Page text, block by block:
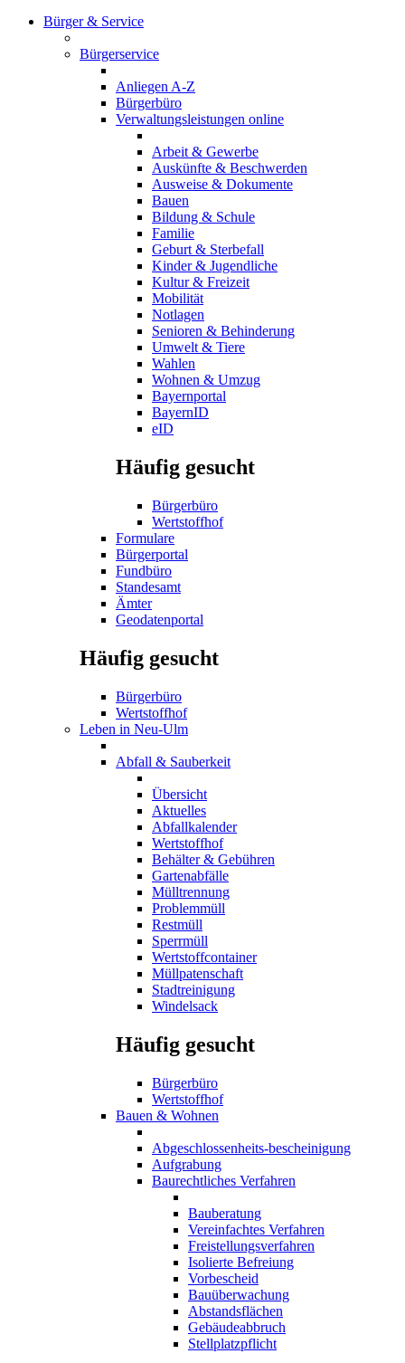
Bürger & Service
Bürgerservice
Anliegen A-Z
Bürgerbüro
Verwaltungsleistungen online
Arbeit & Gewerbe
Auskünfte & Beschwerden
Ausweise & Dokumente
Bauen
Bildung & Schule
Familie
Geburt & Sterbefall
Kinder & Jugendliche
Kultur & Freizeit
Mobilität
Notlagen
Senioren & Behinderung
Umwelt & Tiere
Wahlen
Wohnen & Umzug
Bayernportal
BayernID
eID
Häufig gesucht
Bürgerbüro
Wertstoffhof
Formulare
Bürgerportal
Fundbüro
Standesamt
Ämter
Geodatenportal
Häufig gesucht
Bürgerbüro
Wertstoffhof
Leben in Neu-Ulm
Abfall & Sauberkeit
Übersicht
Aktuelles
Abfallkalender
Wertstoffhof
Behälter & Gebühren
Gartenabfälle
Mülltrennung
Problemmüll
Restmüll
Sperrmüll
Wertstoffcontainer
Müllpatenschaft
Stadtreinigung
Windelsack
Häufig gesucht
Bürgerbüro
Wertstoffhof
Bauen & Wohnen
Abgeschlossenheits-bescheinigung
Aufgrabung
Baurechtliches Verfahren
Bauberatung
Vereinfachtes Verfahren
Freistellungsverfahren
Isolierte Befreiung
Vorbescheid
Bauüberwachung
Abstandsflächen
Gebäudeabbruch
Stellplatzpflicht